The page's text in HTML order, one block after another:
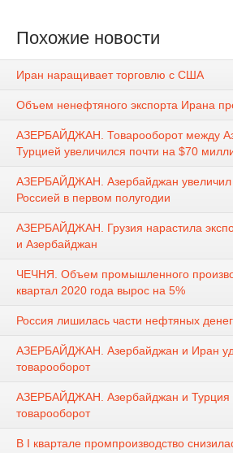
Похожие новости
Иран наращивает торговлю с США
Объем ненефтяного экспорта Ирана
АЗЕРБАЙДЖАН. Товарооборот между
Турцией увеличился почти на $70
АЗЕРБАЙДЖАН. Азербайджан увеличил
Россией в первом полугодии
АЗЕРБАЙДЖАН. Грузия нарастила
и Азербайджан
ЧЕЧНЯ. Объем промышленного
квартал 2020 года вырос на 5%
Россия лишилась части нефтяных денег
АЗЕРБАЙДЖАН. Азербайджан и Иран
товарооборот
АЗЕРБАЙДЖАН. Азербайджан и Турция
товарооборот
В I квартале промпроизводство